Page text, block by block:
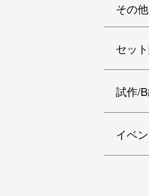
その他
セッ
試作/
イベ